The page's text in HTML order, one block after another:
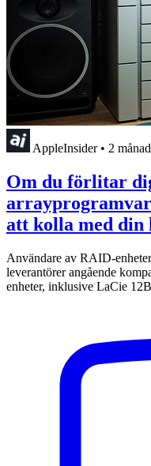
AppleInsider • 2
Om du förlitar
att kolla med din
Användare av RAID-
leverantörer angående
enheter, inklusive LaCie